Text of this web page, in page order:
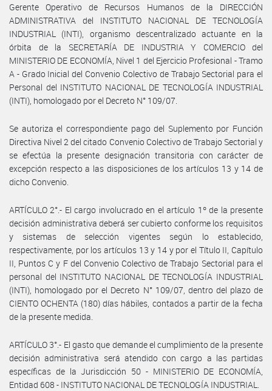
Gerente Operativo de Recursos Humanos de la DIRECCIÓN
ADMINISTRATIVA del INSTITUTO NACIONAL DE TECNOLOGÍA
INDUSTRIAL (INTI), organismo descentralizado actuante en la
órbita de la SECRETARÍA DE INDUSTRIA Y COMERCIO del
MINISTERIO DE ECONOMÍA, Nivel 1 del Ejercicio Profesional - Tramo
A - Grado Inicial del Convenio Colectivo de Trabajo Sectorial para el
Personal del INSTITUTO NACIONAL DE TECNOLOGÍA INDUSTRIAL
(INTI), homologado por el Decreto N° 109/07.
Se autoriza el correspondiente pago del Suplemento por Función
Directiva Nivel 2 del citado Convenio Colectivo de Trabajo Sectorial y
se efectúa la presente designación transitoria con carácter de
excepción respecto a las disposiciones de los artículos 13 y 14 de
dicho Convenio.
ARTÍCULO 2°.- El cargo involucrado en el artículo 1º de la presente
decisión administrativa deberá ser cubierto conforme los requisitos
y sistemas de selección vigentes según lo establecido,
respectivamente, por los artículos 13 y 14 y por el Título II, Capítulo
II, Puntos C y F del Convenio Colectivo de Trabajo Sectorial para el
personal del INSTITUTO NACIONAL DE TECNOLOGÍA INDUSTRIAL
(INTI), homologado por el Decreto N° 109/07, dentro del plazo de
CIENTO OCHENTA (180) días hábiles, contados a partir de la fecha
de la presente medida.
ARTÍCULO 3°.- El gasto que demande el cumplimiento de la presente
decisión administrativa será atendido con cargo a las partidas
específicas de la Jurisdicción 50 - MINISTERIO DE ECONOMÍA,
Entidad 608 - INSTITUTO NACIONAL DE TECNOLOGÍA INDUSTRIAL.